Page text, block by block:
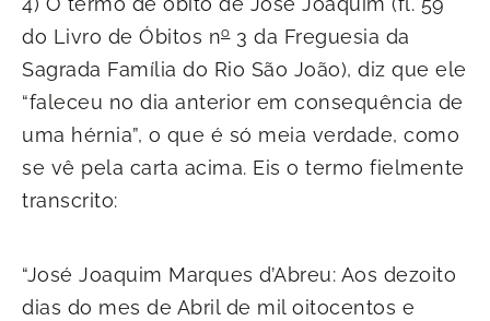
do Livro de Óbitos no3 da Freguesia da
Sagrada Família do Rio São João), diz que ele
“faleceu no dia anterior em consequência de
uma hérnia”, o que é só meia verdade, como
se vê pela carta acima. Eis o termo fielmente
transcrito:
“José Joaquim Marques d’Abreu: Aos dezoito
dias do mes de Abril de mil oitocentos e